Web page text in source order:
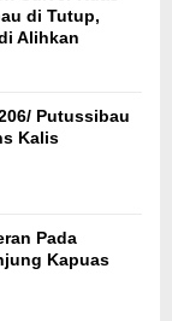
di Tutup,
Alihkan
Putussibau
Kalis
Pada
Kapuas